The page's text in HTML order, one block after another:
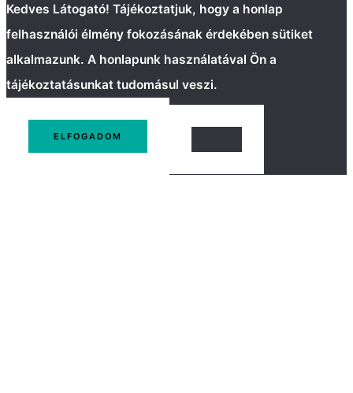
Kedves Látogató! Tájékoztatjuk, hogy a honlap
felhasználói élmény fokozásának érdekében sütiket
alkalmazunk. A honlapunk használatával Ön a
tájékoztatásunkat tudomásul veszi.
ELFOGADOM